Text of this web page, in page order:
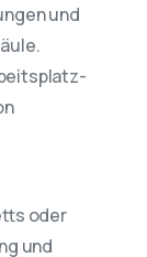
und
oder
und